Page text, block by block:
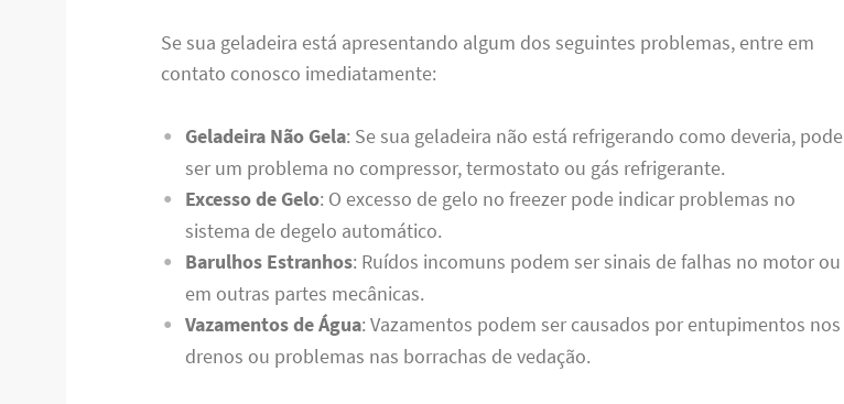
Se sua geladeira está apresentando algum dos seguintes problemas, entre em
contato conosco imediatamente:
Geladeira Não Gela: Se sua geladeira não está refrigerando como deveria, pode
ser um problema no compressor, termostato ou gás refrigerante.
Excesso de Gelo: O excesso de gelo no freezer pode indicar problemas no
sistema de degelo automático.
Barulhos Estranhos: Ruídos incomuns podem ser sinais de falhas no motor ou
em outras partes mecânicas.
Vazamentos de Água: Vazamentos podem ser causados por entupimentos nos
drenos ou problemas nas borrachas de vedação.